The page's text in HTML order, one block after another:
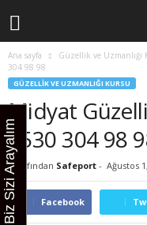
Ana sayfa Güzellik ve Uzmanlığı
304 98 98
GÜZELLIK VE UZMANLIĞI KURSU
Midyat
0530 304 98
Tarafından Safeport - Ağustos
Facebook
Biz Sizi Arayalım